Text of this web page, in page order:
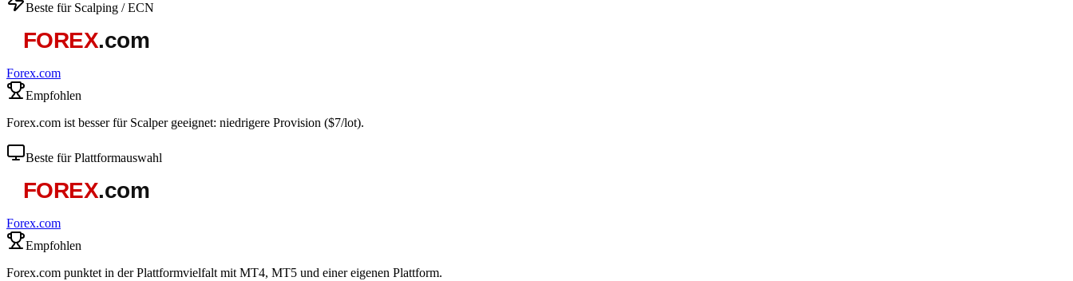
Beste für Scalping / ECN
Forex.com
Empfohlen
Forex.com ist besser für Scalper geeignet: niedrigere Provision ($7/lot).
Beste für Plattformauswahl
Forex.com
Empfohlen
Forex.com punktet in der Plattformvielfalt mit MT4, MT5 und einer eigenen Plattform.